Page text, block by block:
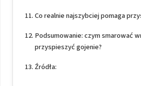
Co realnie najszybciej pomaga
Podsumowanie: czym smarować
przyspieszyć gojenie?
Źródła: